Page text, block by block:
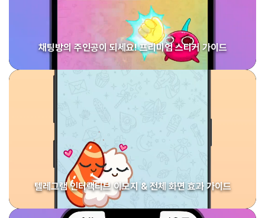
채팅방의 주인공이 되세요! 프리미엄 스티커 가이드
텔레그램 인터랙티브 이모지 & 전체 화면 효과 가이드